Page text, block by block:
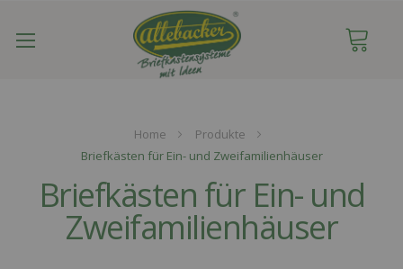
Home
Produkte
Briefkästen für Ein- und Zweifamilienhäuser
Briefkästen für Ein- und
Zweifamilienhäuser